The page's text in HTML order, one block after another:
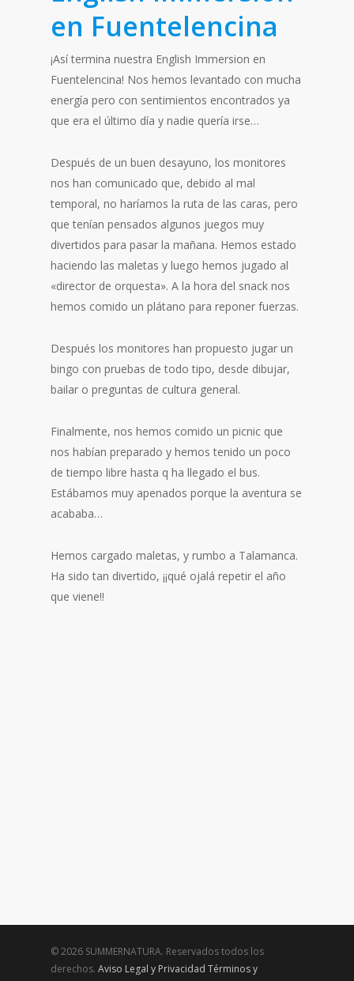
en Fuentelencina
¡Así termina nuestra English Immersion en
Fuentelencina! Nos hemos levantado con mucha
energía pero con sentimientos encontrados ya
que era el último día y nadie quería irse…
Después de un buen desayuno, los monitores
nos han comunicado que, debido al mal
temporal, no haríamos la ruta de las caras, pero
que tenían pensados algunos juegos muy
divertidos para pasar la mañana. Hemos estado
haciendo las maletas y luego hemos jugado al
«director de orquesta». A la hora del snack nos
hemos comido un plátano para reponer fuerzas.
Después los monitores han propuesto jugar un
bingo con pruebas de todo tipo, desde dibujar,
bailar o preguntas de cultura general.
Finalmente, nos hemos comido un picnic que
nos habían preparado y hemos tenido un poco
de tiempo libre hasta q ha llegado el bus.
Estábamos muy apenados porque la aventura se
acababa…
Hemos cargado maletas, y rumbo a Talamanca.
Ha sido tan divertido, ¡¡qué ojalá repetir el año
que viene!!
© 2026 SUMMERNATURA. Reservados todos los
derechos. Aviso Legal y Privacidad Términos y